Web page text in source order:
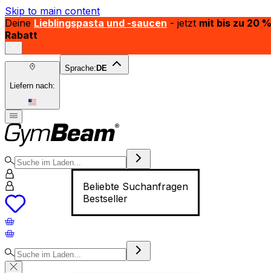
Skip to main content
Deine Lieblingspasta und -saucen - jetzt mit bis zu 20 %
Rabatt
Liefern nach:
Sprache: DE
Beliebte Suchanfragen
Bestseller